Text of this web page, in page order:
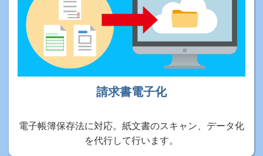
請求書電子化
電子帳簿保存法に対応。紙文書のスキャン、データ化
を代行して行います。